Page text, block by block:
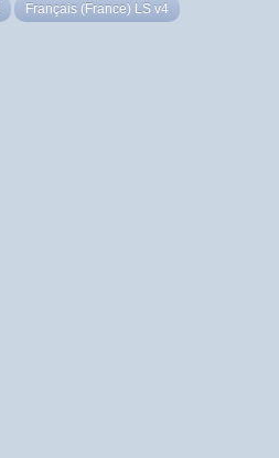
Français (France) LS v4